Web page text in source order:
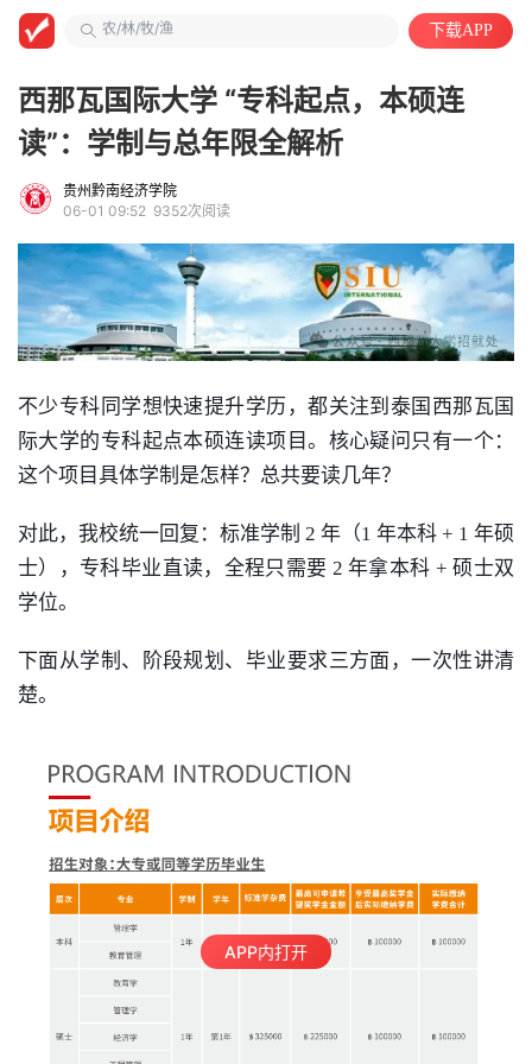
农/林/牧/渔 下载APP
西那瓦国际大学 “专科起点，本硕连
读”：学制与总年限全解析
贵州黔南经济学院
06-01 09:52 9352次阅读
不少专科同学想快速提升学历，都关注到泰国西那瓦国
际大学的专科起点本硕连读项目。核心疑问只有一个：
这个项目具体学制是怎样？总共要读几年？
对此，我校统一回复： 标准学制 2 年（1 年本科 + 1 年硕
士），专科毕业直读，全程只需要 2 年拿本科 + 硕士双
学位。
下面从学制、阶段规划、毕业要求三方面，一次性讲清
楚。
APP内打开